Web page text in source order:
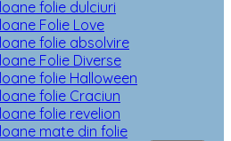
folie dulciuri
Folie Love
folie absolvire
Folie Diverse
folie Halloween
folie Craciun
folie revelion
mate din folie